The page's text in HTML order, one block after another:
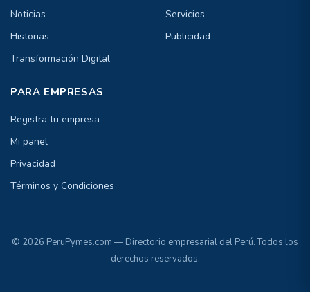
Noticias
Historias
Transformación Digital
Servicios
Publicidad
PARA EMPRESAS
Registra tu empresa
Mi panel
Privacidad
Términos y Condiciones
© 2026 PeruPymes.com — Directorio empresarial del Perú. Todos los
derechos reservados.